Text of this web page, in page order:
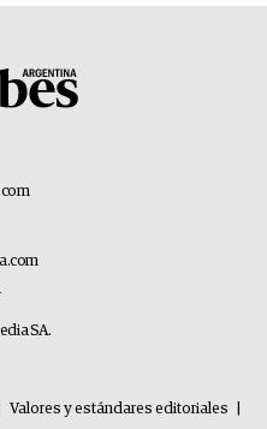
SA.
Valores y estándares editoriales